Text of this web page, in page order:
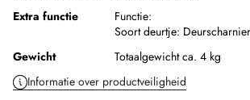
Extra functie
Functie:
Soort deurtje:
Gewicht
Totaalgewicht ca. 4 kg
Informatie over productveiligheid